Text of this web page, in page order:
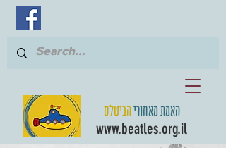
האמת מאחוריהביטלס
www.beatles.org.il